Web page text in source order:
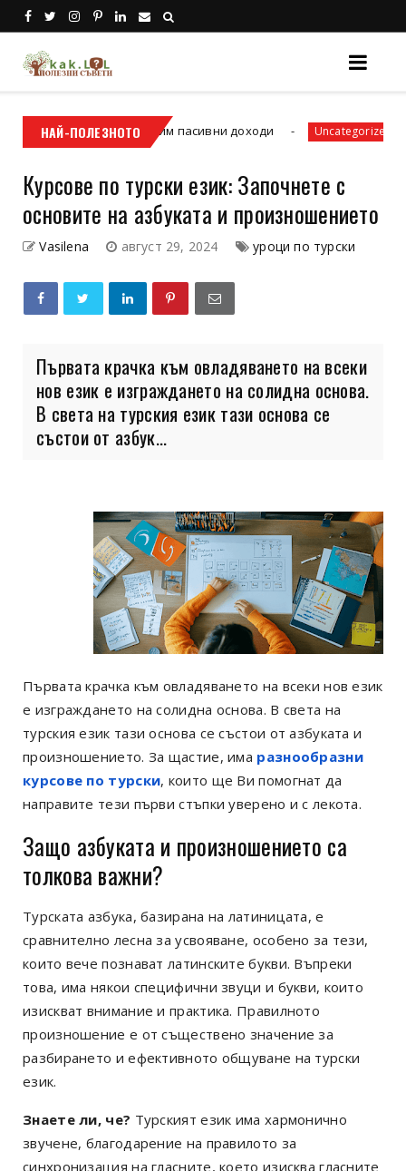
НАЙ-ПОЛЕЗНОТО
Как да спечелим пасивни доходи Uncategorized 3 часа
Курсове по турски език: Започнете с
основите на азбуката и произношението
Vasilena август 29, 2024 уроци по турски
Първата крачка към овладяването на всеки
нов език е изграждането на солидна основа.
В света на турския език тази основа се
състои от азбук...
Първата крачка към овладяването на всеки нов език
е изграждането на солидна основа. В света на
турския език тази основа се състои от азбуката и
произношението. За щастие, има разнообразни
курсове по турски, които ще Ви помогнат да
направите тези първи стъпки уверено и с лекота.
Защо азбуката и произношението са
толкова важни?
Турската азбука, базирана на латиницата, е
сравнително лесна за усвояване, особено за тези,
които вече познават латинските букви. Въпреки
това, има някои специфични звуци и букви, които
изискват внимание и практика. Правилното
произношение е от съществено значение за
разбирането и ефективното общуване на турски
език.
Знаете ли, че? Турският език има хармонично
звучене, благодарение на правилото за
синхронизация на гласните, което изисква гласните